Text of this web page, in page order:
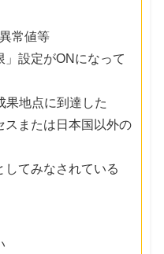
常値等
」設定がONになって
果地点に到達した
スまたは日本国以外の
してみなされている